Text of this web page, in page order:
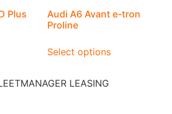
Plus
Audi A6 Avant e-tron
Proline
Select options
LEASING